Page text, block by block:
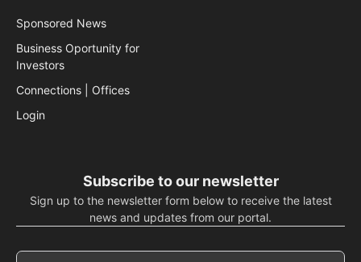
Sponsored News
Business Oportunity for
Investors
Connections | Offices
Login
Subscribe to our newsletter
Sign up to the newsletter form below to receive the latest
news and updates from our portal.